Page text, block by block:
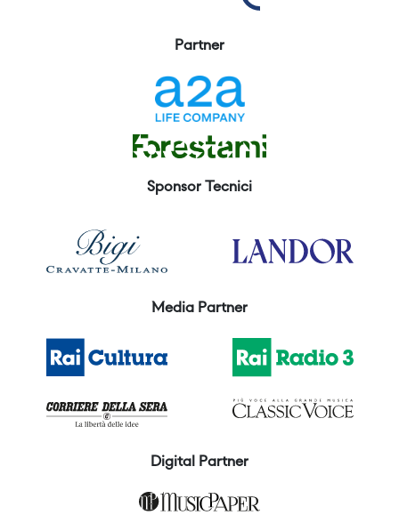
Partner
Sponsor Tecnici
Media Partner
Digital Partner